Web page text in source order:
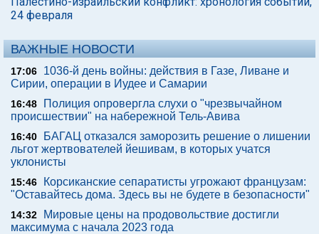
24 февраля
ВАЖНЫЕ НОВОСТИ
17:06
1036-й день войны: действия в Газе, Ливане и
Сирии, операции в Иудее и Самарии
16:48
Полиция опровергла слухи о "чрезвычайном
происшествии" на набережной Тель-Авива
16:40
БАГАЦ отказался заморозить решение о лишении
льгот жертвователей йешивам, в которых учатся
уклонисты
15:46
Корсиканские сепаратисты угрожают французам:
"Оставайтесь дома. Здесь вы не будете в безопасности"
14:32
Мировые цены на продовольствие достигли
максимума с начала 2023 года